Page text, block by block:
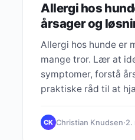
Allergi hos
årsager og
Allergi hos hunde er
mange tror. Lær at
symptomer, forstå
praktiske råd til at
CK Christian Knudsen·2.